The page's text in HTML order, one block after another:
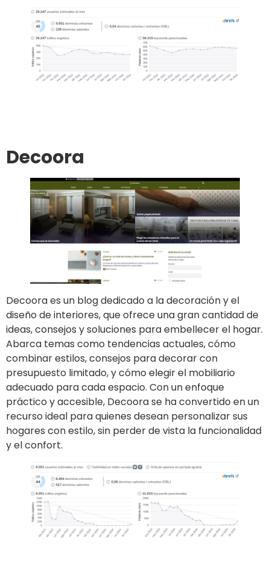
Decoora
Decoora es un blog dedicado a la decoración y el
diseño de interiores, que ofrece una gran cantidad de
ideas, consejos y soluciones para embellecer el hogar.
Abarca temas como tendencias actuales, cómo
combinar estilos, consejos para decorar con
presupuesto limitado, y cómo elegir el mobiliario
adecuado para cada espacio. Con un enfoque
práctico y accesible, Decoora se ha convertido en un
recurso ideal para quienes desean personalizar sus
hogares con estilo, sin perder de vista la funcionalidad
y el confort.